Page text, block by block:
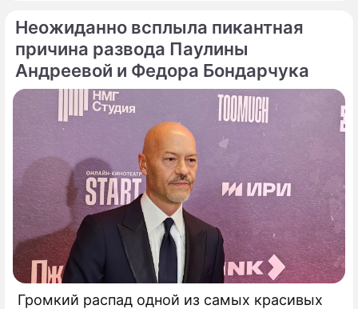
под микроскопом.
Неожиданно всплыла пикантная
причина развода Паулины
Андреевой и Федора Бондарчука
Громкий распад одной из самых красивых